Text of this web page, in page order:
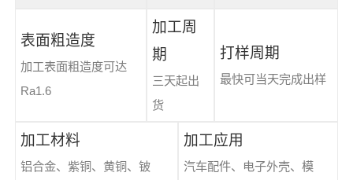
表面粗造度
加工表面粗造度可达
Ra1.6
加工周
期
三天起出
货
打样周期
最快可当天完成出样
加工材料
铝合金、紫铜、黄铜、铍
加工应用
汽车配件、电子外壳、模